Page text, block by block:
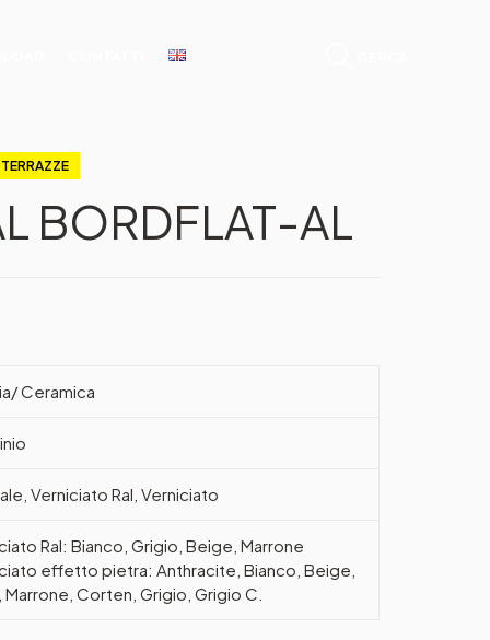
BORDFLAT-AL
Ceramica
Verniciato Ral, Verniciato
Ral: Bianco, Grigio, Beige, Marrone
effetto pietra: Anthracite, Bianco, Beige,
Marrone, Corten, Grigio, Grigio C.